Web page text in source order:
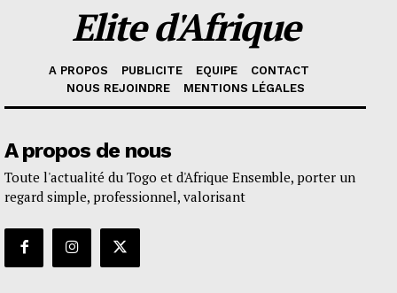
Elite d'Afrique
A PROPOS PUBLICITE EQUIPE
CONTACT
NOUS REJOINDRE
MENTIONS LÉGALES
A propos de nous
Toute l'actualité du Togo et d'Afrique Ensemble, porter un
regard simple, professionnel, valorisant